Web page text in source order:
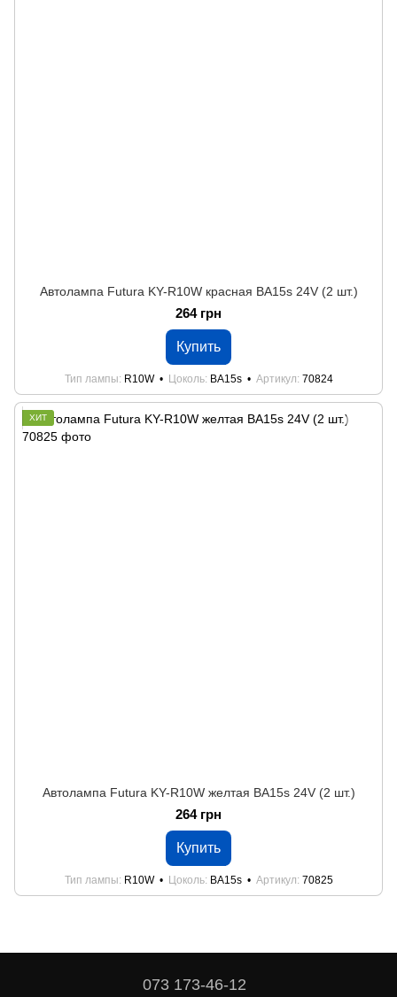
Автолампа Futura KY-R10W красная BA15s 24V (2 шт.)
264 грн
Купить
Тип лампы R10W Цоколь BA15s Артикул 70824
ХИТ
Автолампа Futura KY-R10W желтая BA15s 24V (2 шт.)
264 грн
Купить
Тип лампы R10W Цоколь BA15s Артикул 70825
073 173-46-12